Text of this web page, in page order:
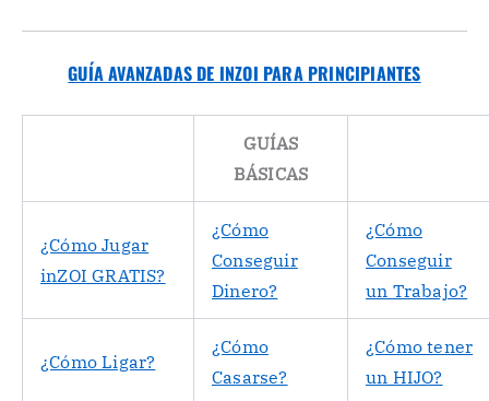
GUÍA AVANZADAS DE INZOI PARA PRINCIPIANTES
GUÍAS
BÁSICAS
¿Cómo Jugar
inZOI GRATIS?
¿Cómo
Conseguir
Dinero?
¿Cómo
Conseguir
un Trabajo?
¿Cómo Ligar?
¿Cómo
Casarse?
¿Cómo tener
un HIJO?